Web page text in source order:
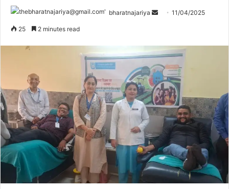
bharatnajariya 11/04/2025
25 2 minutes read